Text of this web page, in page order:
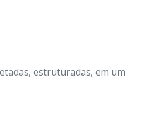
estruturadas, em um